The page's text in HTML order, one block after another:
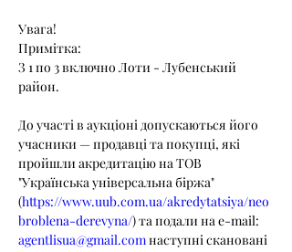
Увага!
Примітка:
З 1 по 3 включно Лоти - Лубенський
район.
До участі в аукціоні допускаються його
учасники — продавці та покупці, які
пройшли акредитацію на ТОВ
"Українська універсальна біржа"
(https://www.uub.com.ua/akredytatsiya/neo
broblena-derevyna/) та подали на e-mail:
agentlisua@gmail.com наступні скановані